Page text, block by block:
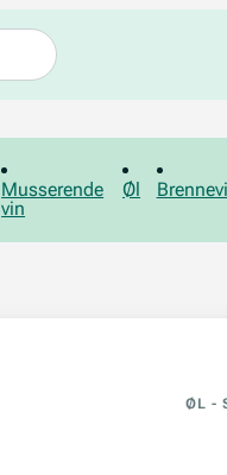
Musserende
vin
Øl
ØL -